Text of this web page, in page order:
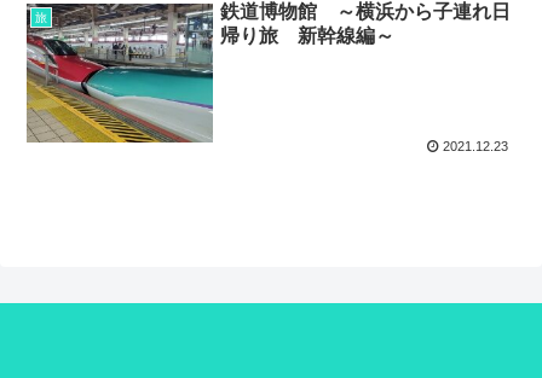
旅
鉄道博物館 ～横浜から子連れ日
帰り旅 新幹線編～
2021.12.23